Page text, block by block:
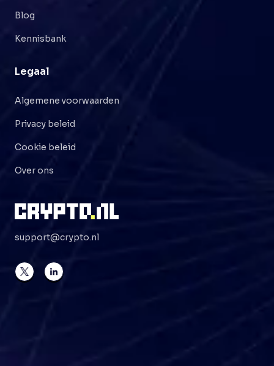
Blog
Kennisbank
Legaal
Algemene voorwaarden
Privacy beleid
Cookie beleid
Over ons
support@crypto.nl